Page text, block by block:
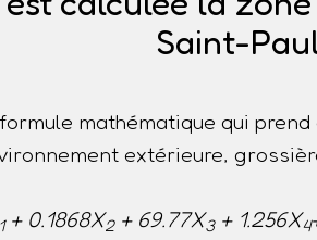
Saint-
mathématique qui
extérieure,
1+ 0.1868X2+ 69.77X3+ 1.256X4